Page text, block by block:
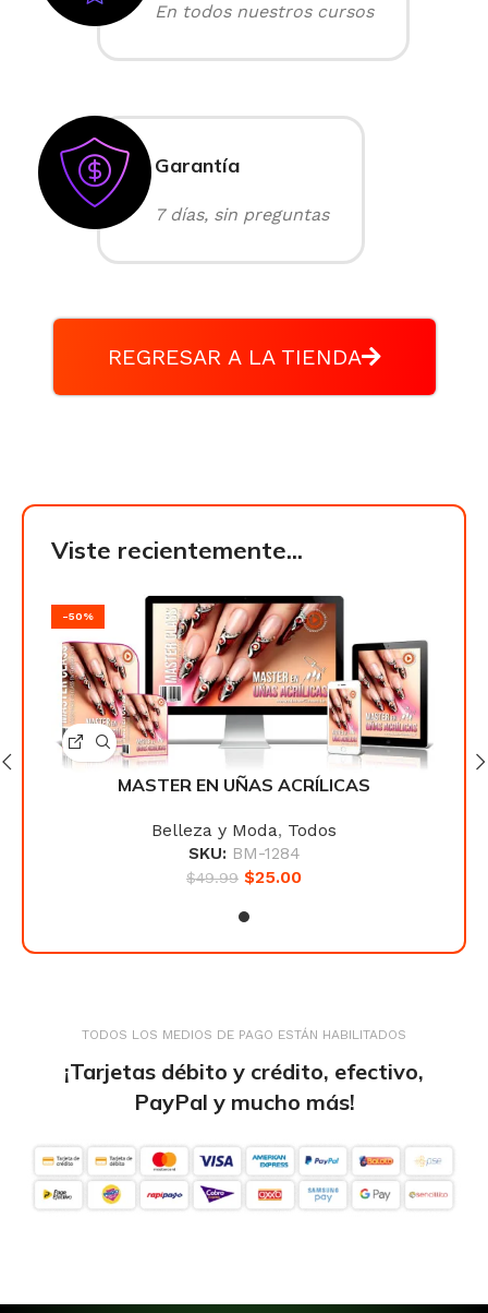
En todos nuestros cursos
Garantía
7 días, sin preguntas
REGRESAR A LA TIENDA
Viste recientemente...
-50%
MASTER EN UÑAS ACRÍLICAS
Belleza y Moda, Todos
SKU: BM-1284
$49.99 $25.00
TODOS LOS MEDIOS DE PAGO ESTÁN HABILITADOS
¡Tarjetas débito y crédito, efectivo,
PayPal y mucho más!